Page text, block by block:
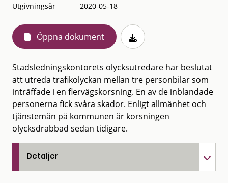
Utgivningsår
2020-05-18
Öppna dokument
Stadsledningskontorets olycksutredare har beslutat
att utreda trafikolyckan mellan tre personbilar som
inträffade i en flervägskorsning. En av de inblandade
personerna fick svåra skador. Enligt allmänhet och
tjänstemän på kommunen är korsningen
olycksdrabbad sedan tidigare.
Detaljer